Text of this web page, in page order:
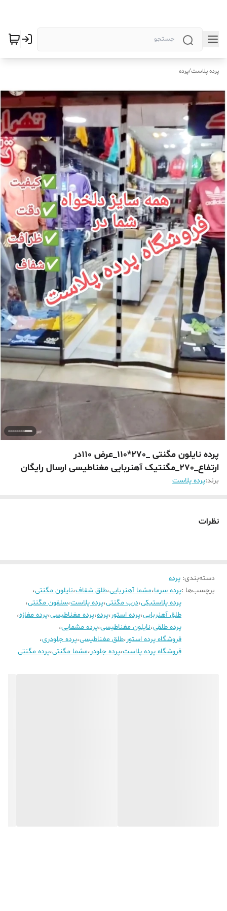
پرده پلاست/پرده
پرده نایلون مگنتی _270*110_عرض 110در
ارتفاع_270_مگنتیک آهنربایی مغناطیسی ارسال رایگان
برند:پرده پلاست
نظرات
دسته‌بندی: پرده
برچسب‌ها :پرده سرما،مشما آهنربایی،طلق شفاف،نایلون مگنتی،
پرده پلاستیکی،درب مگنتی،پرده پلاست،سلفون مگنتی،
طلق آهنربایی،پرده استور،پرده،پرده مغناطیسی،پرده مغازه،
پرده طلقی،نایلون مغناطیسی،پرده مشمایی،
فروشگاه پرده استور،طلق مغناطیسی،پرده جلودری،
فروشگاه پرده پلاست،پرده جلودر،مشما مگنتی،پرده مگنتی